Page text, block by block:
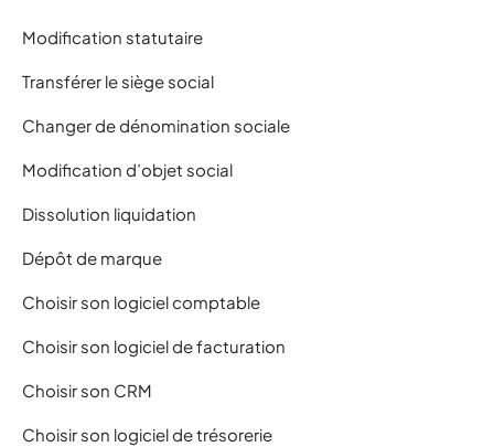
Modification statutaire
Transférer le siège social
Changer de dénomination sociale
Modification d’objet social
Dissolution liquidation
Dépôt de marque
Choisir son logiciel comptable
Choisir son logiciel de facturation
Choisir son CRM
Choisir son logiciel de trésorerie